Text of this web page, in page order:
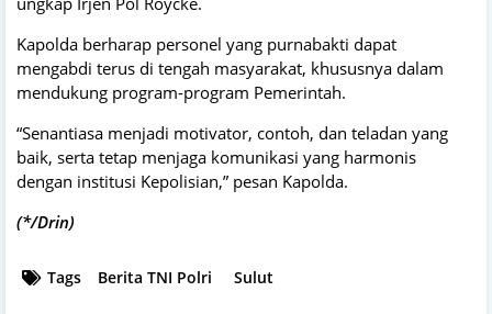
Kapolda berharap personel yang purnabakti dapat
mengabdi terus di tengah masyarakat, khususnya dalam
mendukung program-program Pemerintah.
“Senantiasa menjadi motivator, contoh, dan teladan yang
baik, serta tetap menjaga komunikasi yang harmonis
dengan institusi Kepolisian,” pesan Kapolda.
(*/Drin)
Tags Berita TNI Polri Sulut